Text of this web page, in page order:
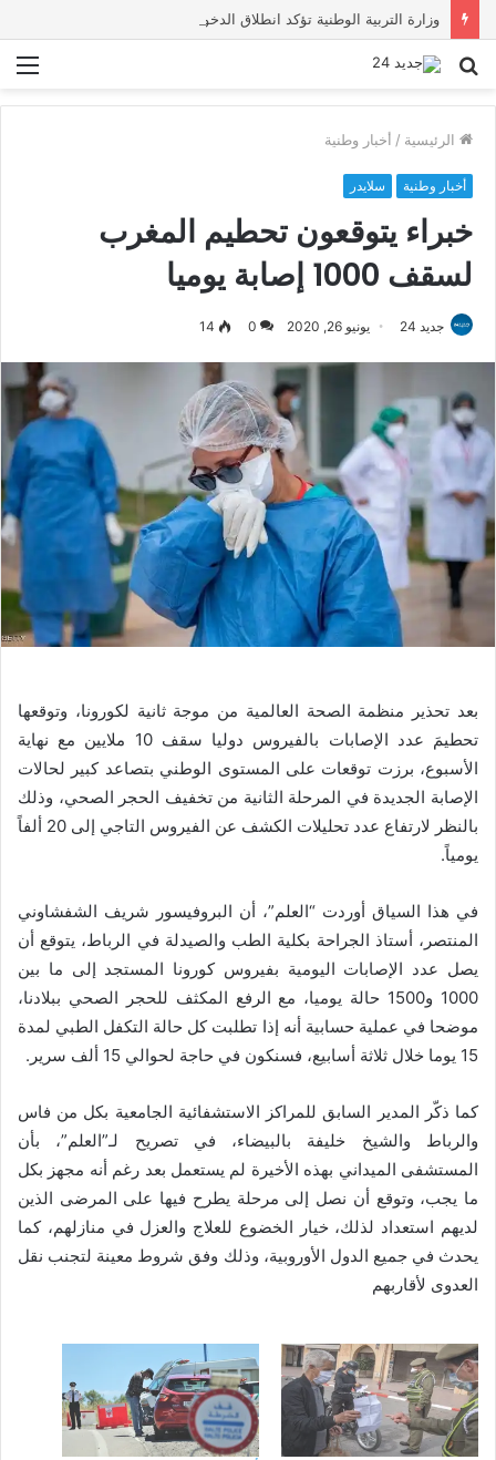
بحث
الرئيسية / أخبار وطنية
أخبار وطنية سلايدر
خبراء يتوقعون تحطيم المغرب
لسقف 1000 إصابة يوميا
جديد 24 يونيو 26, 2020 0
14
بعد تحذير منظمة الصحة العالمية من موجة ثانية لكورونا، وتوقعها
تحطيمَ عدد الإصابات بالفيروس دوليا سقف 10 ملايين مع نهاية
الأسبوع، برزت توقعات على المستوى الوطني بتصاعد كبير لحالات
الإصابة الجديدة في المرحلة الثانية من تخفيف الحجر الصحي، وذلك
بالنظر لارتفاع عدد تحليلات الكشف عن الفيروس التاجي إلى 20 ألفاً
يومياً.
في هذا السياق أوردت “العلم”، أن البروفيسور شريف الشفشاوني
المنتصر، أستاذ الجراحة بكلية الطب والصيدلة في الرباط، يتوقع أن
يصل عدد الإصابات اليومية بفيروس كورونا المستجد إلى ما بين
1000 و1500 حالة يوميا، مع الرفع المكثف للحجر الصحي ببلادنا،
موضحا في عملية حسابية أنه إذا تطلبت كل حالة التكفل الطبي لمدة
15 يوما خلال ثلاثة أسابيع، فسنكون في حاجة لحوالي 15 ألف سرير.
كما ذكّر المدير السابق للمراكز الاستشفائية الجامعية بكل من فاس
والرباط والشيخ خليفة بالبيضاء، في تصريح لـ”العلم”، بأن
المستشفى الميداني بهذه الأخيرة لم يستعمل بعد رغم أنه مجهز بكل
ما يجب، وتوقع أن نصل إلى مرحلة يطرح فيها على المرضى الذين
لديهم استعداد لذلك، خيار الخضوع للعلاج والعزل في منازلهم، كما
يحدث في جميع الدول الأوروبية، وذلك وفق شروط معينة لتجنب نقل
العدوى لأقاربهم